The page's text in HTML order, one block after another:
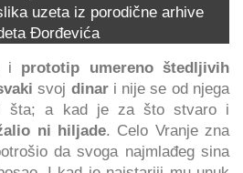
uzeta iz porodične arhive
Đorđevića
i prototip
umereno štedljivih
svoj dinari nije se od njega
šta; a kad je za što stvaro i
ni hiljade. Celo Vranje zna
da svoga najmlađeg sina